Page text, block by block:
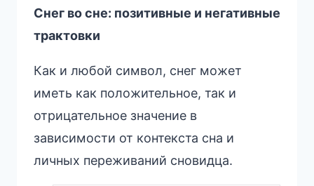
Снег во сне: позитивные и негативные
трактовки
Как и любой символ, снег может
иметь как положительное, так и
отрицательное значение в
зависимости от контекста сна и
личных переживаний сновидца.